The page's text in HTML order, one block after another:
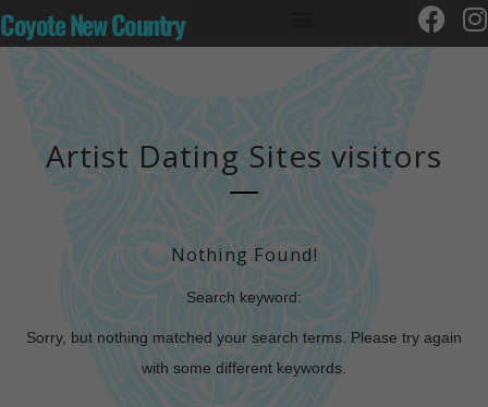
Coyote New Country
Artist Dating Sites visitors
Nothing Found!
Search keyword:
Sorry, but nothing matched your search terms. Please try again
with some different keywords.